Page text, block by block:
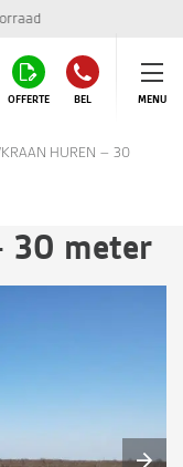
OFFERTE BEL MENU
HUREN – 30
30 meter